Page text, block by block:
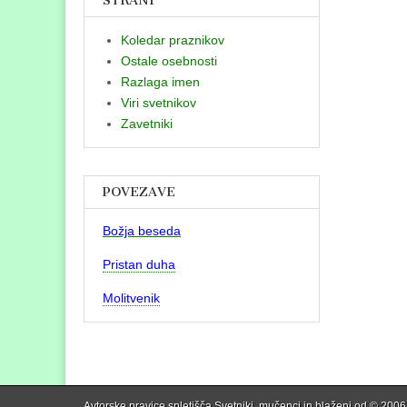
Koledar praznikov
Ostale osebnosti
Razlaga imen
Viri svetnikov
Zavetniki
POVEZAVE
Božja beseda
Pristan duha
Molitvenik